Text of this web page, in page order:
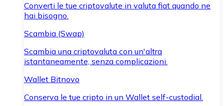
Converti le tue criptovalute in valuta fiat quando ne
hai bisogno.
Scambia (Swap)
Scambia una criptovaluta con un'altra
istantaneamente, senza complicazioni.
Wallet Bitnovo
Conserva le tue cripto in un Wallet self-custodial.